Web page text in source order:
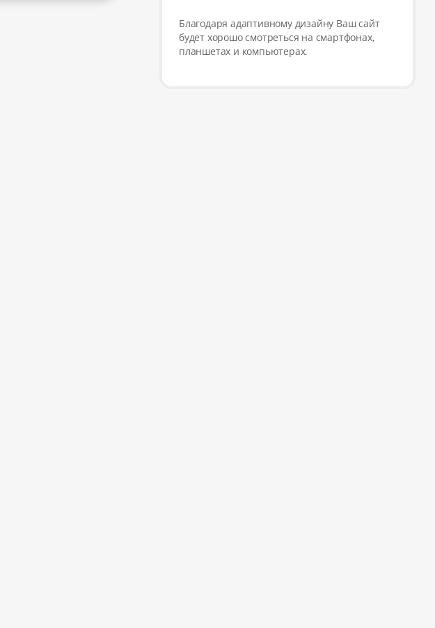
Благодаря адаптивному дизайну Ваш сайт
будет хорошо смотреться на смартфонах,
планшетах и компьютерах.